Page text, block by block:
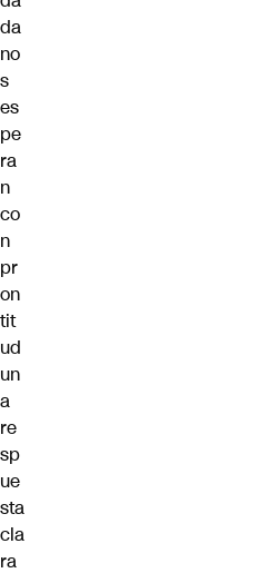
da
no
s
es
pe
ra
n
co
n
pr
on
tit
ud
un
a
re
sp
ue
sta
cla
ra